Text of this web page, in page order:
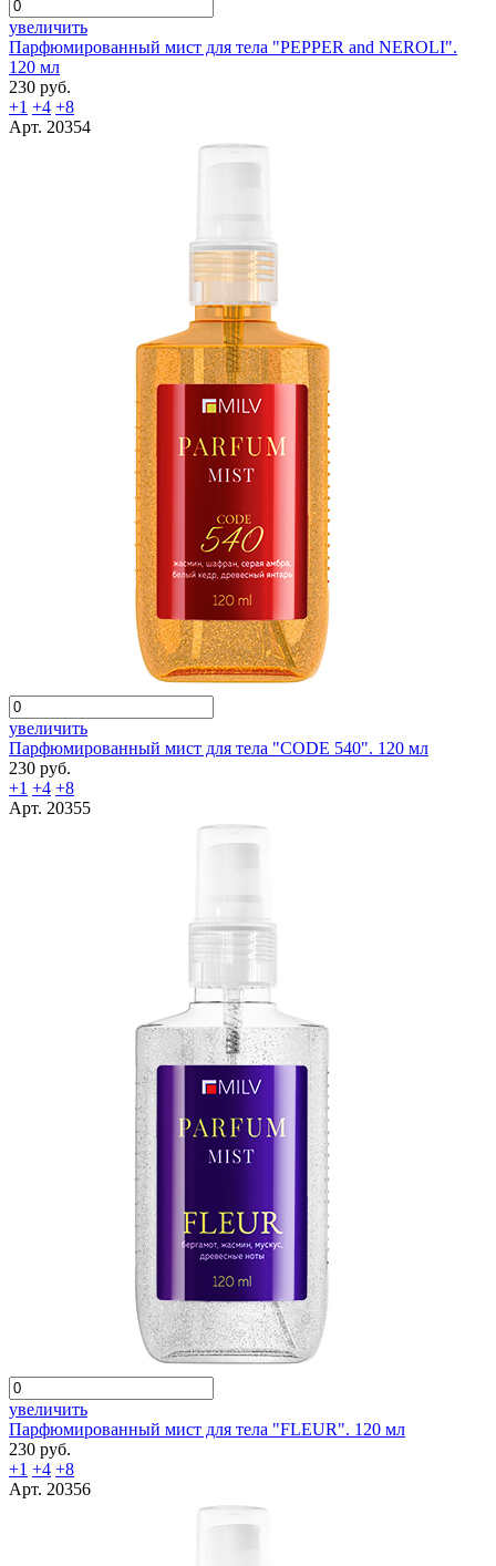
увеличить
Парфюмированный мист для тела "PEPPER and NEROLI".
120 мл
230 руб.
+1 +4 +8
Арт. 20354
увеличить
Парфюмированный мист для тела "СODE 540". 120 мл
230 руб.
+1 +4 +8
Арт. 20355
увеличить
Парфюмированный мист для тела "FLEUR". 120 мл
230 руб.
+1 +4 +8
Арт. 20356